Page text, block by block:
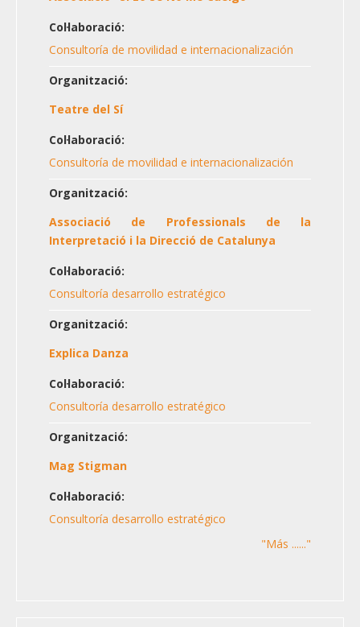
Col·laboració:
Consultoría de movilidad e internacionalización
Organització:
Teatre del Sí
Col·laboració:
Consultoría de movilidad e internacionalización
Organització:
Associació de Professionals de la
Interpretació i la Direcció de Catalunya
Col·laboració:
Consultoría desarrollo estratégico
Organització:
Explica Danza
Col·laboració:
Consultoría desarrollo estratégico
Organització:
Mag Stigman
Col·laboració:
Consultoría desarrollo estratégico
"Más ......"